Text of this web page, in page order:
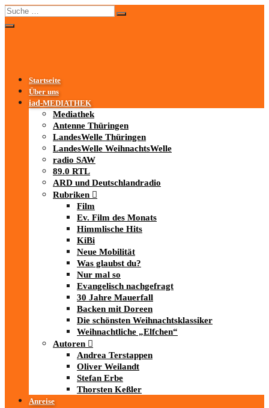
Startseite
Über uns
iad-MEDIATHEK
Mediathek
Antenne Thüringen
LandesWelle Thüringen
LandesWelle WeihnachtsWelle
radio SAW
89.0 RTL
ARD und Deutschlandradio
Rubriken
Film
Ev. Film des Monats
Himmlische Hits
KiBi
Neue Mobilität
Was glaubst du?
Nur mal so
Evangelisch nachgefragt
30 Jahre Mauerfall
Backen mit Doreen
Die schönsten Weihnachtsklassiker
Weihnachtliche „Elfchen“
Autoren
Andrea Terstappen
Oliver Weilandt
Stefan Erbe
Thorsten Keßler
Anreise